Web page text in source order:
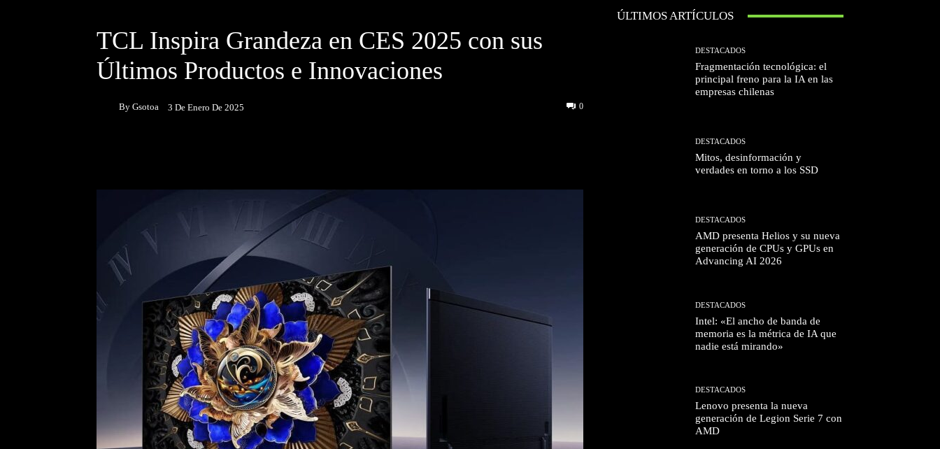
TCL Inspira Grandeza en CES 2025 con sus
Últimos Productos e Innovaciones
By Gsotoa 3 De Enero De 2025 0
ÚLTIMOS ARTÍCULOS
DESTACADOS
Fragmentación tecnológica: el
principal freno para la IA en las
empresas chilenas
DESTACADOS
Mitos, desinformación y
verdades en torno a los SSD
DESTACADOS
AMD presenta Helios y su nueva
generación de CPUs y GPUs en
Advancing AI 2026
DESTACADOS
Intel: «El ancho de banda de
memoria es la métrica de IA que
nadie está mirando»
DESTACADOS
Lenovo presenta la nueva
generación de Legion Serie 7 con
AMD